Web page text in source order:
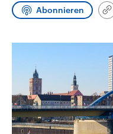
und Hintergründe zu den
und Kandidaten der
Sendungen
Abonnieren